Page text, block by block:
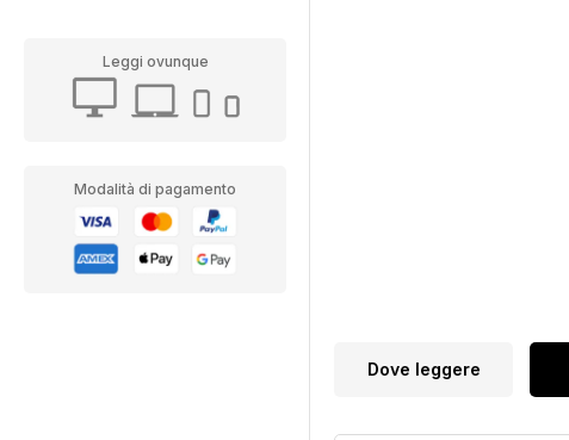
Leggi ovunque
Modalità di pagamento
Dove leggere